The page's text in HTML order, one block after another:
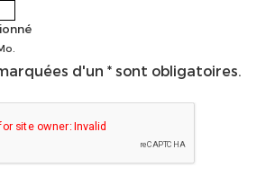
d'un * sont obligatoires.